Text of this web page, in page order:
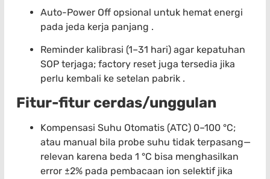
Auto-Power Off opsional untuk hemat energi
pada jeda kerja panjang .
Reminder kalibrasi (1–31 hari) agar kepatuhan
SOP terjaga; factory reset juga tersedia jika
perlu kembali ke setelan pabrik .
Fitur-fitur cerdas/unggulan
Kompensasi Suhu Otomatis (ATC) 0–100 °C;
atau manual bila probe suhu tidak terpasang—
relevan karena beda 1 °C bisa menghasilkan
error ±2% pada pembacaan ion selektif jika